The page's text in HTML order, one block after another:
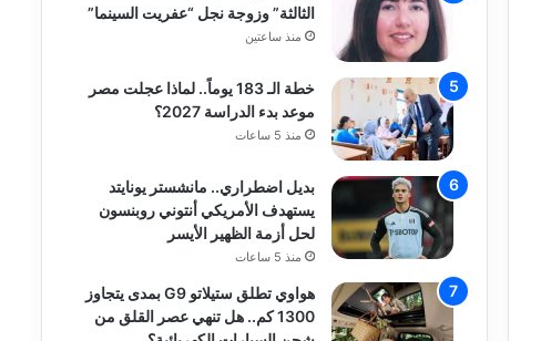
الثالثة” وزوجة نجل “عفريت السينما”
منذ ساعتين
خطة الـ 183 يوماً.. لماذا عجلت مصر
موعد بدء الدراسة 2027؟
منذ 5 ساعات
بديل اضطراري.. مانشستر يونايتد
يستهدف الأمريكي أنتوني روبنسون
لحل أزمة الظهير الأيسر
منذ 5 ساعات
هواوي تطلق ستيلاتو G9 بمدى يتجاوز
1300 كم.. هل تنهي عصر القلق من